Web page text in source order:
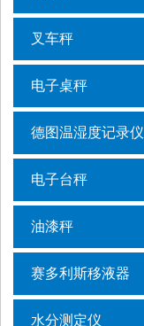
叉车秤
电子桌秤
德图温湿度记录仪
电子台秤
油漆秤
赛多利斯移液器
水分测定仪